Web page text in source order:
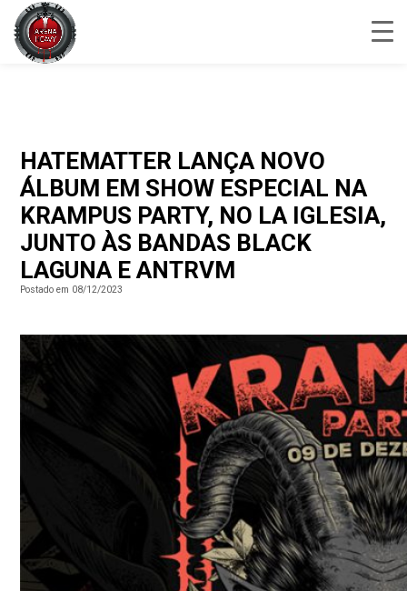
HATEMATTER LANÇA NOVO
ÁLBUM EM SHOW ESPECIAL NA
KRAMPUS PARTY, NO LA IGLESIA,
JUNTO ÀS BANDAS BLACK
LAGUNA E ANTRVM
Postado em 08/12/2023